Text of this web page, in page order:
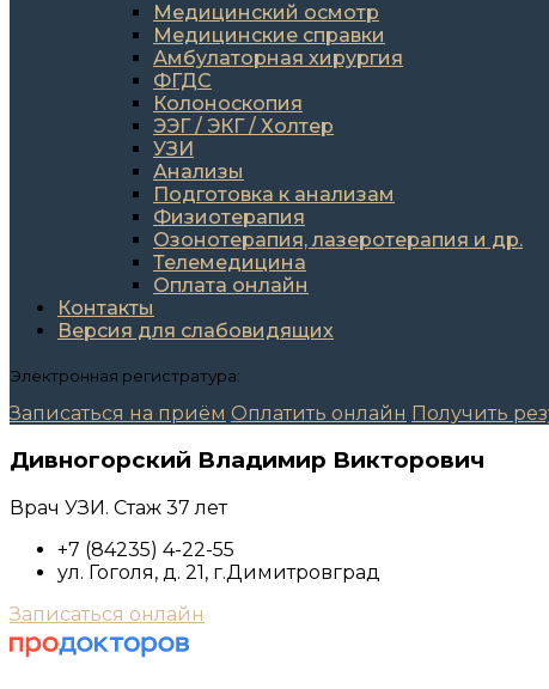
Медицинский осмотр
Медицинские справки
Амбулаторная хирургия
ФГДС
Колоноскопия
ЭЭГ / ЭКГ / Холтер
УЗИ
Анализы
Подготовка к анализам
Физиотерапия
Озонотерапия, лазеротерапия и др.
Телемедицина
Оплата онлайн
Контакты
Версия для слабовидящих
Электронная регистратура:
Записаться на приём Оплатить онлайн Получить
Дивногорский Владимир Викторович
Врач УЗИ. Стаж 37 лет
+7 (84235) 4-22-55
ул. Гоголя, д. 21, г.Димитровград
Записаться онлайн